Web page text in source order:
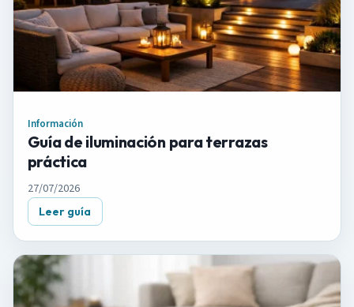
Información
Guía de iluminación para terrazas
práctica
27/07/2026
Leer guía